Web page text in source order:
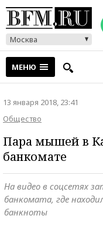
Москва
МЕНЮ
13 января 2018, 23:41
Общество
Пара мышей в
банкомате
На видео в соцсетях
банкомата, где
банкноты